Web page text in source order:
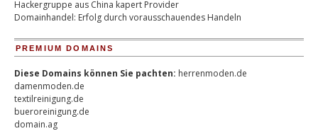
Hackergruppe aus China kapert Provider
Domainhandel: Erfolg durch vorausschauendes Handeln
PREMIUM DOMAINS
Diese Domains können Sie pachten: herrenmoden.de
damenmoden.de
textilreinigung.de
bueroreinigung.de
domain.ag